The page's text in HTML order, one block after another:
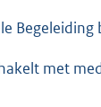
Begeleiding
met